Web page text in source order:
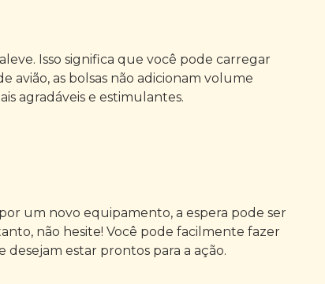
Isso significa que você pode carregar
avião, as bolsas não adicionam volume
agradáveis e estimulantes.
um novo equipamento, a espera pode ser
não hesite! Você pode facilmente fazer
estar prontos para a ação.